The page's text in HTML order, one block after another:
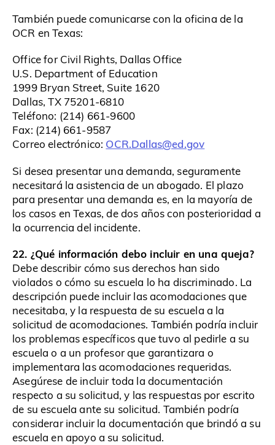
También puede comunicarse con la oficina de la
OCR en Texas:
Office for Civil Rights, Dallas Office
U.S. Department of Education
1999 Bryan Street, Suite 1620
Dallas, TX 75201-6810
Teléfono: (214) 661-9600
Fax: (214) 661-9587
Correo electrónico: OCR.Dallas@ed.gov
Si desea presentar una demanda, seguramente
necesitará la asistencia de un abogado. El plazo
para presentar una demanda es, en la mayoría de
los casos en Texas, de dos años con posterioridad a
la ocurrencia del incidente.
22. ¿Qué información debo incluir en una queja?
Debe describir cómo sus derechos han sido
violados o cómo su escuela lo ha discriminado. La
descripción puede incluir las acomodaciones que
necesitaba, y la respuesta de su escuela a la
solicitud de acomodaciones. También podría incluir
los problemas específicos que tuvo al pedirle a su
escuela o a un profesor que garantizara o
implementara las acomodaciones requeridas.
Asegúrese de incluir toda la documentación
respecto a su solicitud, y las respuestas por escrito
de su escuela ante su solicitud. También podría
considerar incluir la documentación que brindó a su
escuela en apoyo a su solicitud.